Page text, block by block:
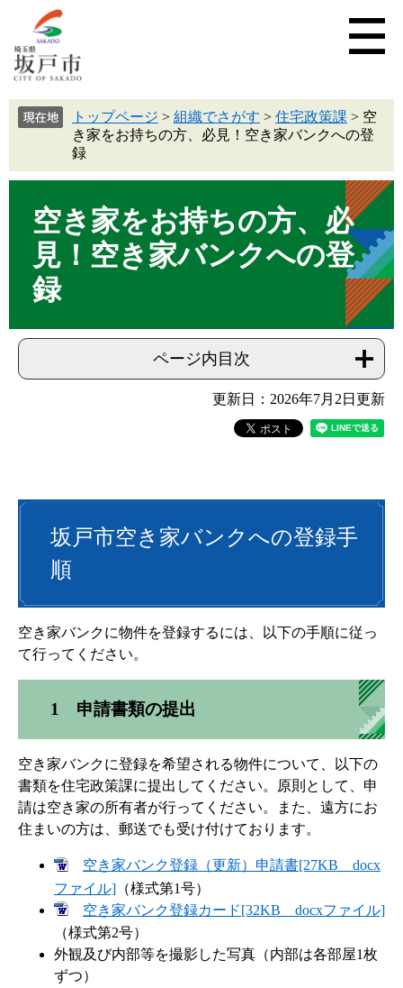
トップページ > 組織でさがす > 住宅政策課 > 空
き家をお持ちの方、必見！空き家バンクへの登
録
空き家をお持ちの方、必
見！空き家バンクへの登
録
ページ内目次
更新日：2026年7月2日更新
坂戸市空き家バンクへの登録手
順
空き家バンクに物件を登録するには、以下の手順に従っ
て行ってください。
1 申請書類の提出
空き家バンクに登録を希望される物件について、以下の
書類を住宅政策課に提出してください。原則として、申
請は空き家の所有者が行ってください。また、遠方にお
住まいの方は、郵送でも受け付けております。
空き家バンク登録（更新）申請書[27KB docx
ファイル] （様式第1号）
空き家バンク登録カード[32KB docxファイル]
（様式第2号）
外観及び内部等を撮影した写真（内部は各部屋1枚
ずつ）